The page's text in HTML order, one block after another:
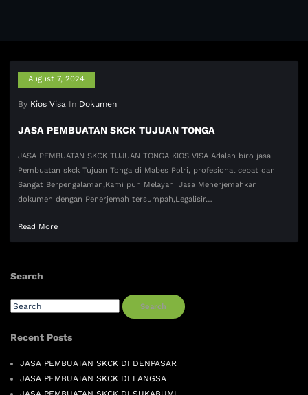
August 7, 2024
By Kios Visa In Dokumen
JASA PEMBUATAN SKCK TUJUAN TONGA
JASA PEMBUATAN SKCK TUJUAN TONGA KIOS VISA Adalah biro jasa
Pembuatan skck Tujuan Tonga di Mabes Polri, profesional cepat dan
Sangat Berpengalaman,Kami pun Melayani Jasa Menerjemahkan
dokumen dengan Penerjemah tersumpah,Legalisir…
Read More
Search
Search
Recent Posts
JASA PEMBUATAN SKCK DI DENPASAR
JASA PEMBUATAN SKCK DI LANGSA